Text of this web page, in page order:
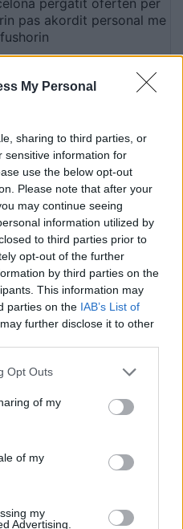
My Personal
sharing to third parties, or
sensitive information for
use the below opt-out
Please note that after your
may continue seeing
information utilized by
to third parties prior to
opt-out of the further
by third parties on the
This information may
parties on the IAB’s List of
further disclose it to other
Opt Outs
of my
of my
my
Advertising.
pas akordit personal me
në pesë ditët e para të
| Esim for Spain|Esim